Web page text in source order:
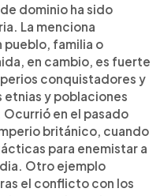
dominio ha sido
La menciona
pueblo, familia o
en cambio, es fuerte
conquistadores y
y poblaciones
en el pasado
británico, cuando
para enemistar a
Otro ejemplo
el conflicto con los